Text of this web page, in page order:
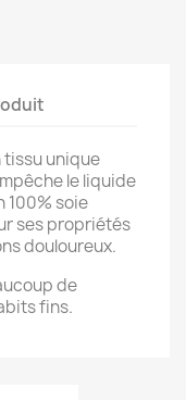
tissu unique
le liquide
100% soie
ses propriétés
douloureux.
de
fins.